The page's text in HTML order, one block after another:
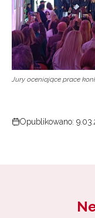
Jury oceniające prace
Opublikowano:
o szkoleniach i
Adres e-mail:
Wyrażam zgodę
Zapisuję